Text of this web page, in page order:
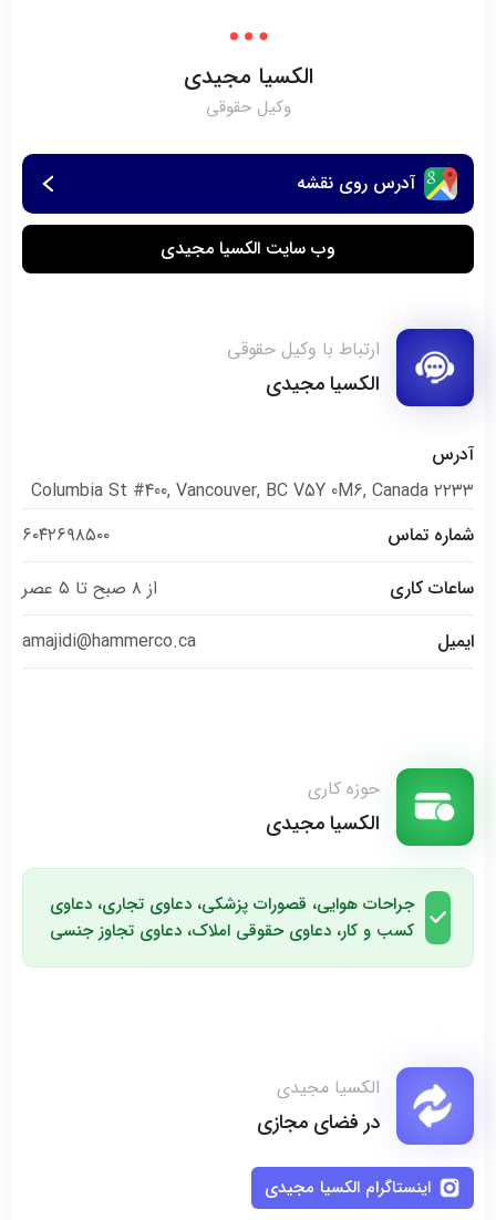
الکسیا مجیدی
وکیل حقوقی
آدرس روی نقشه
وب سایت الکسیا مجیدی
ارتباط با وکیل حقوقی
الکسیا مجیدی
آدرس
۲۲۳۳ Columbia St #400, Vancouver, BC V5Y 0M6, Canada
شماره تماس
۶۰۴۲۶۹۸۵۰۰
ساعات کاری
از ۸ صبح تا ۵ عصر
ایمیل
amajidi@hammerco.ca
حوزه کاری
الکسیا مجیدی
جراحات هوایی، قصورات پزشکی، دعاوی تجاری، دعاوی
کسب و کار، دعاوی حقوقی املاک، دعاوی تجاوز جنسی
الکسیا مجیدی
در فضای مجازی
اینستاگرام الکسیا مجیدی